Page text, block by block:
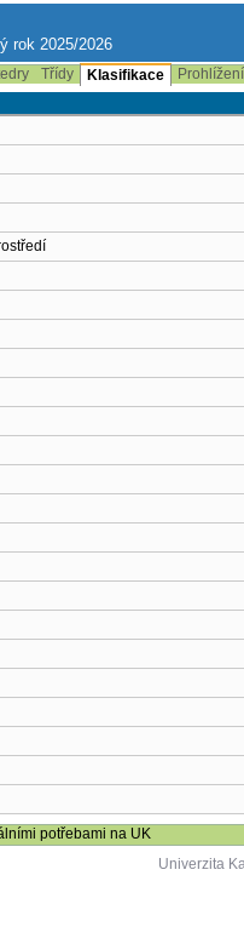
rok 2025/2026
Třídy Klasifikace
potřebami na UK
Univerzita